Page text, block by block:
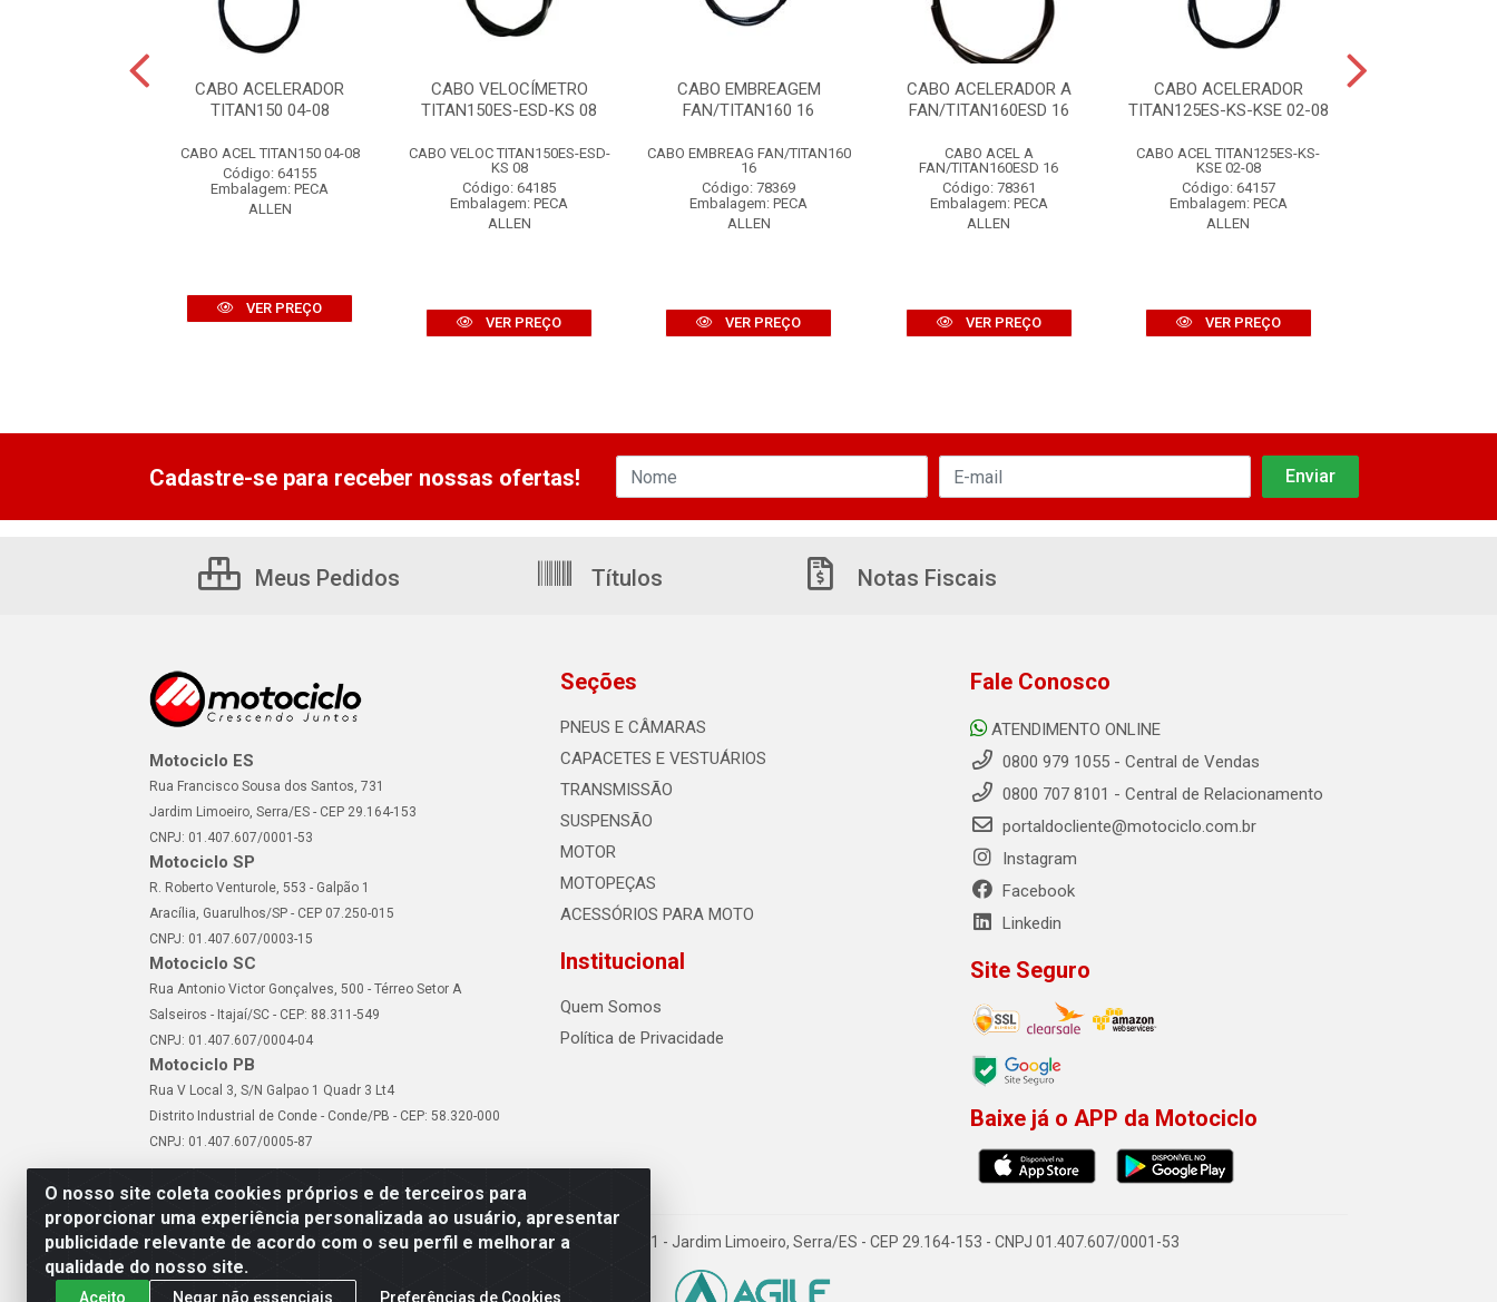
CABO ACELERADOR
TITAN150 04-08
CABO ACEL TITAN150 04-08
Código: 64155
Embalagem: PECA
ALLEN
VER PREÇO
CABO VELOCÍMETRO
TITAN150ES-ESD-KS 08
CABO VELOC TITAN150ES-ESD-
KS 08
Código: 64185
Embalagem: PECA
ALLEN
VER PREÇO
CABO EMBREAGEM
FAN/TITAN160 16
CABO EMBREAG FAN/TITAN160
16
Código: 78369
Embalagem: PECA
ALLEN
VER PREÇO
CABO ACELERADOR A
FAN/TITAN160ESD 16
CABO ACEL A
FAN/TITAN160ESD 16
Código: 78361
Embalagem: PECA
ALLEN
VER PREÇO
CABO ACELERADOR
TITAN125ES-KS-KSE 02-08
CABO ACEL TITAN125ES-KS-
KSE 02-08
Código: 64157
Embalagem: PECA
ALLEN
VER PREÇO
O nosso site coleta cookies próprios e de terceiros para
proporcionar uma experiência personalizada ao usuário, apresentar
publicidade relevante de acordo com o seu perfil e melhorar a
qualidade do nosso site.
Aceito Negar não essenciais Preferências de Cookies
Cadastre-se para receber nossas ofertas!
Meus Pedidos Títulos Notas Fiscais
Motociclo ES
Rua Francisco Sousa dos Santos, 731
Jardim Limoeiro, Serra/ES - CEP 29.164-153
CNPJ: 01.407.607/0001-53
Motociclo SP
R. Roberto Venturole, 553 - Galpão 1
Aracília, Guarulhos/SP - CEP 07.250-015
CNPJ: 01.407.607/0003-15
Motociclo SC
Rua Antonio Victor Gonçalves, 500 - Térreo Setor A
Salseiros - Itajaí/SC - CEP: 88.311-549
CNPJ: 01.407.607/0004-04
Motociclo PB
Rua V Local 3, S/N Galpao 1 Quadr 3 Lt4
Distrito Industrial de Conde - Conde/PB - CEP: 58.320-000
CNPJ: 01.407.607/0005-87
Seções
PNEUS E CÂMARAS
CAPACETES E VESTUÁRIOS
TRANSMISSÃO
SUSPENSÃO
MOTOR
MOTOPEÇAS
ACESSÓRIOS PARA MOTO
Institucional
Quem Somos
Política de Privacidade
Fale Conosco
ATENDIMENTO ONLINE
0800 979 1055 - Central de Vendas
0800 707 8101 - Central de Relacionamento
portaldocliente@motociclo.com.br
Instagram
Facebook
Linkedin
Site Seguro
Baixe já o APP da Motociclo
Motociclo - Rua Francisco Sousa dos Santos, 731 - Jardim Limoeiro, Serra/ES - CEP 29.164-153 - CNPJ 01.407.607/0001-53